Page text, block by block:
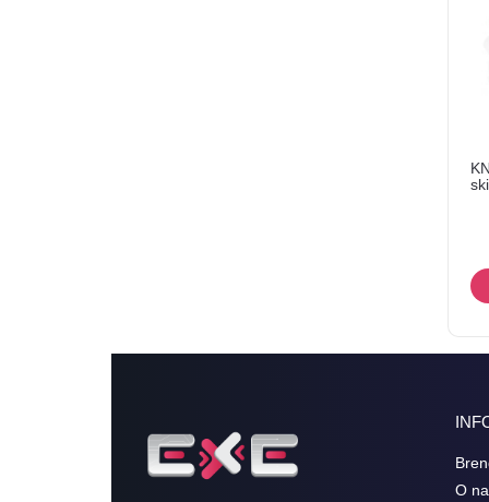
O